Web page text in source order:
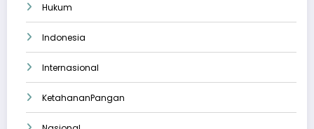
Hukum
Indonesia
Internasional
KetahananPangan